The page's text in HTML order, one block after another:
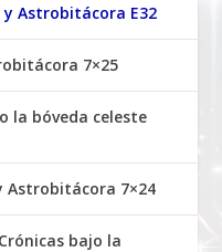
y Astrobitácora E32
7×25
la bóveda celeste
Astrobitácora 7×24
bajo la